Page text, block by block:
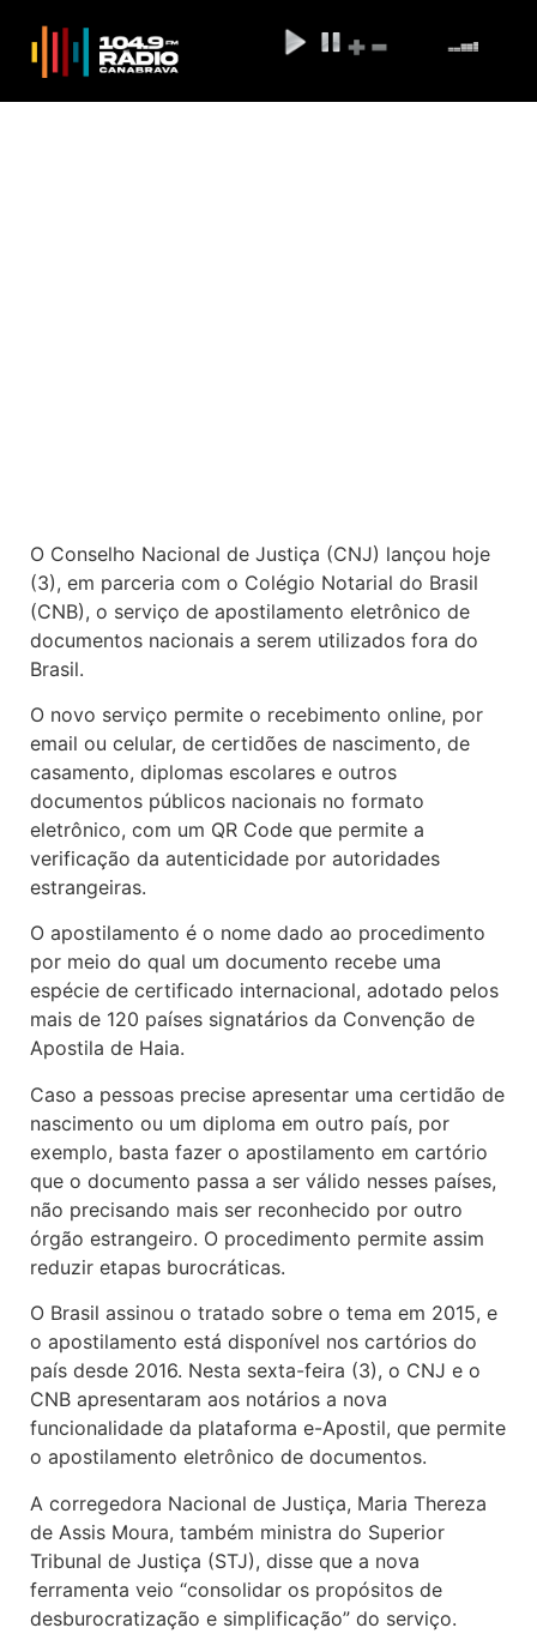
O Conselho Nacional de Justiça (CNJ) lançou hoje
(3), em parceria com o Colégio Notarial do Brasil
(CNB), o serviço de apostilamento eletrônico de
documentos nacionais a serem utilizados fora do
Brasil.
O novo serviço permite o recebimento online, por
email ou celular, de certidões de nascimento, de
casamento, diplomas escolares e outros
documentos públicos nacionais no formato
eletrônico, com um QR Code que permite a
verificação da autenticidade por autoridades
estrangeiras.
O apostilamento é o nome dado ao procedimento
por meio do qual um documento recebe uma
espécie de certificado internacional, adotado pelos
mais de 120 países signatários da Convenção de
Apostila de Haia.
Caso a pessoas precise apresentar uma certidão de
nascimento ou um diploma em outro país, por
exemplo, basta fazer o apostilamento em cartório
que o documento passa a ser válido nesses países,
não precisando mais ser reconhecido por outro
órgão estrangeiro. O procedimento permite assim
reduzir etapas burocráticas.
O Brasil assinou o tratado sobre o tema em 2015, e
o apostilamento está disponível nos cartórios do
país desde 2016. Nesta sexta-feira (3), o CNJ e o
CNB apresentaram aos notários a nova
funcionalidade da plataforma e-Apostil, que permite
o apostilamento eletrônico de documentos.
A corregedora Nacional de Justiça, Maria Thereza
de Assis Moura, também ministra do Superior
Tribunal de Justiça (STJ), disse que a nova
ferramenta veio “consolidar os propósitos de
desburocratização e simplificação” do serviço.